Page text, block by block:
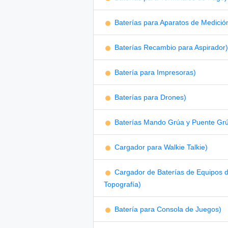
Baterías para Aparatos de
Baterías Recambio para Aspirador)
Batería para Impresoras)
Baterías para Drones)
Baterías Mando Grúa y Puente
Cargador para Walkie Talkie)
Cargador de Baterías de Equipos
Topografía)
Batería para Consola de Juegos)